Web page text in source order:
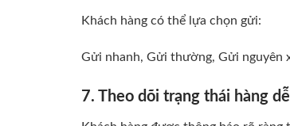
Khách hàng có thể lựa chọn gửi:
Gửi nhanh, Gửi thường, Gửi nguyên
7. Theo dõi trạng thái hàng